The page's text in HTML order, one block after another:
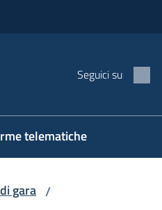
Seguici su
telematiche
gara /